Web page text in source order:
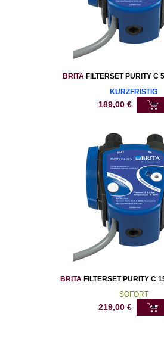
BRITAFILTERSET PURITY C
KURZFRISTIG
189,00 €
BRITA FILTERSET PURITY C
SOFORT
219,00 €